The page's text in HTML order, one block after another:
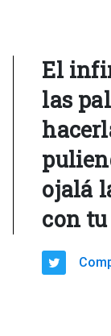
El
las
ojalá
con